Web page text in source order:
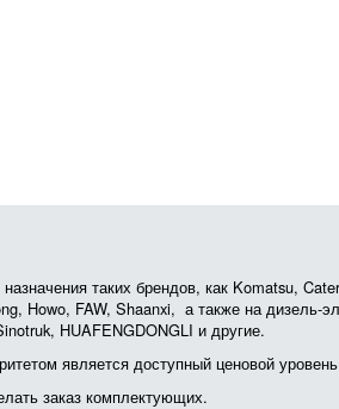
таких брендов, как Komatsu,
Howo, FAW, Shaanxi, а также на дизель-
HUAFENGDONGLI и другие.
является доступный ценовой
заказ комплектующих.